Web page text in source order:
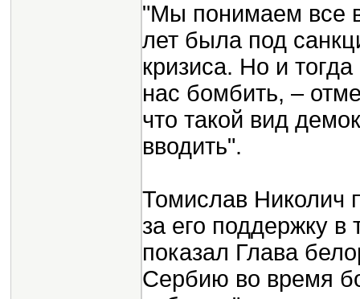
"Мы понимаем все
лет была под
кризиса. Но и
нас бомбить, –
что такой вид
вводить".
Томислав Николич
за его поддержку в
показал Глава
Сербию во время